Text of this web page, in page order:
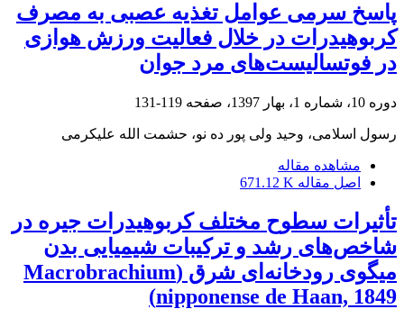
پاسخ سرمی عوامل تغذیه عصبی به مصرف
کربوهیدرات در خلال فعالیت ورزش هوازی
در فوتسالیست‌های مرد جوان
دوره 10، شماره 1، بهار 1397، صفحه 119-131
رسول اسلامی، وحید ولی پور ده نو، حشمت الله علیکرمی
مشاهده مقاله
اصل مقاله 671.12 K
تأثیرات سطوح مختلف کربوهیدرات جیره در
شاخص‌های رشد و ترکیبات شیمیایی بدن
میگوی رودخانه‌ای شرق (Macrobrachium
nipponense de Haan, 1849)